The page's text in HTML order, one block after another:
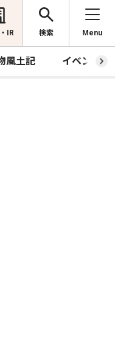
IR 検索 Menu
風土記 イベント